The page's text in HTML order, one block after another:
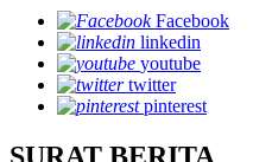
Facebook
linkedin
youtube
twitter
pinterest